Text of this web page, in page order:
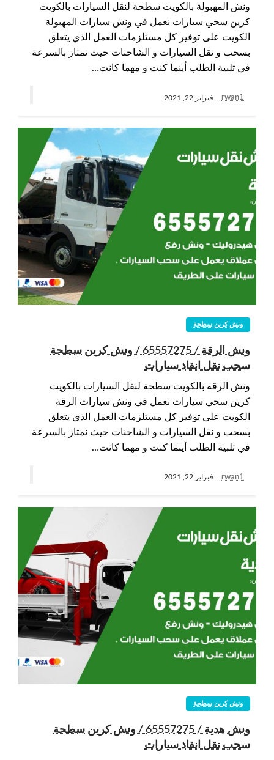
ونش المهبولة بالكويت سطحة لنقل السيارات بالكويت
كرين سحي سيارات نعمل في ونش سيارات المهبولة
الكويت على توفير كل مستلزمات العمل الذي يتعلق
بسحب و نقل السيارات و الشاحنات حيث نمتاز بالسرعة
في تلبية الطلب أينما كنت و مهما كانت…
rwan1 فبراير 22, 2021
ونش كرين سطحة
ونش الرقة / 65557275 / ونش كرين سطحة
سحب نقل انقاذ سيارات
ونش الرقة بالكويت سطحة لنقل السيارات بالكويت
كرين سحي سيارات نعمل في ونش سيارات الرقة
الكويت على توفير كل مستلزمات العمل الذي يتعلق
بسحب و نقل السيارات و الشاحنات حيث نمتاز بالسرعة
في تلبية الطلب أينما كنت و مهما كانت…
rwan1 فبراير 22, 2021
ونش كرين سطحة
ونش هدية / 65557275 / ونش كرين سطحة
سحب نقل انقاذ سيارات